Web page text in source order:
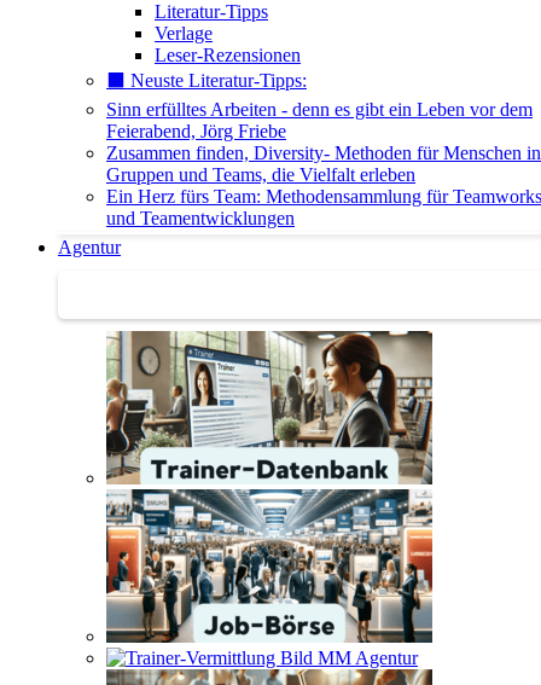
Literatur-Tipps
Verlage
Leser-Rezensionen
⬛️ Neuste Literatur-Tipps:
Sinn erfülltes Arbeiten - denn es gibt ein Leben vor dem
Feierabend, Jörg Friebe
Zusammen finden, Diversity- Methoden für Menschen in
Gruppen und Teams, die Vielfalt erleben
Ein Herz fürs Team: Methodensammlung für
und Teamentwicklungen
Agentur